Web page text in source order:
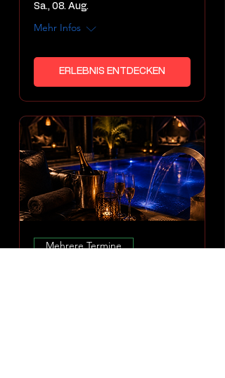
Sa., 08. Aug.
Mehr Infos
ERLEBNIS ENTDECKEN
Mehrere Termine